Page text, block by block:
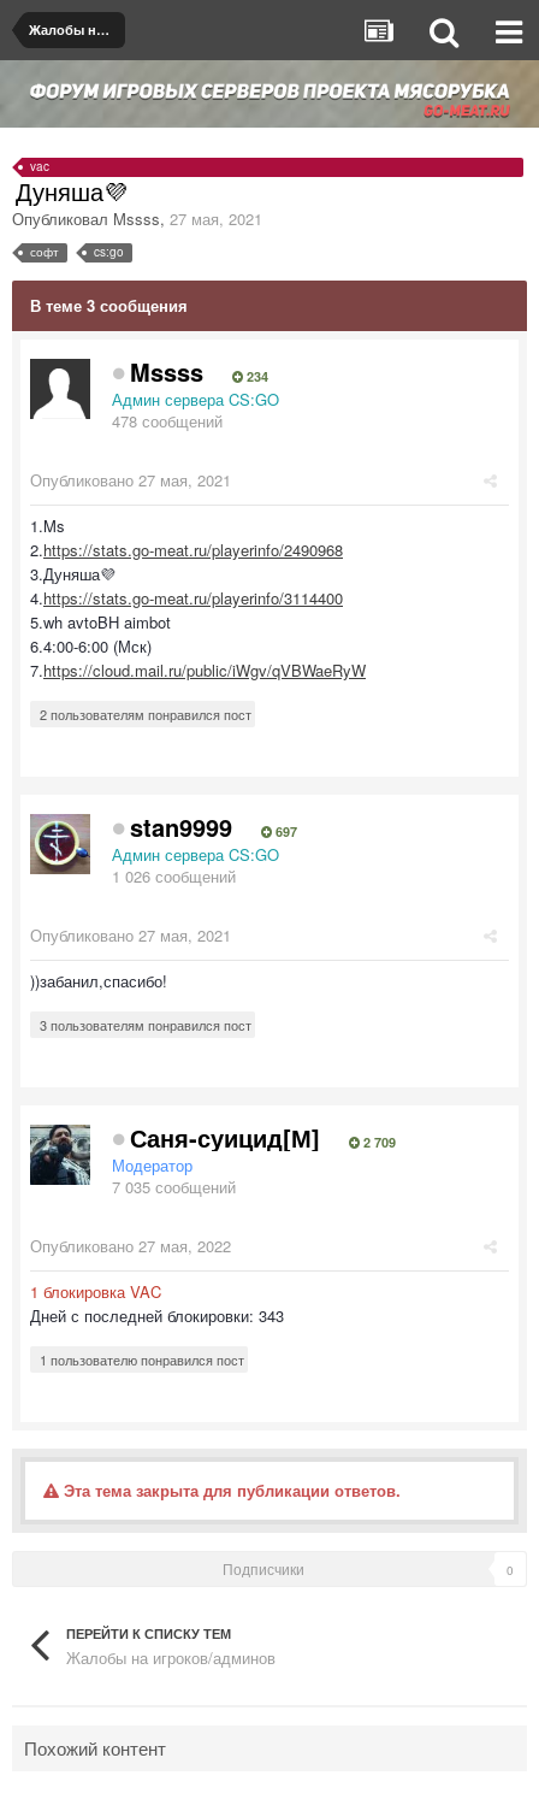
Жалобы на игроков/админов
vac
Дуняша💜
Опубликовал Mssss, 27 мая, 2021
софт cs:go
В теме 3 сообщения
Mssss 234
Админ сервера CS:GO
478 сообщений
Опубликовано 27 мая, 2021
1.Ms
2.https://stats.go-meat.ru/playerinfo/2490968
3.Дуняша💜
4.https://stats.go-meat.ru/playerinfo/3114400
5.wh avtoBH aimbot
6.4:00-6:00 (Мск)
7.https://cloud.mail.ru/public/iWgv/qVBWaeRyW
2 пользователям понравился пост
stan9999 697
Админ сервера CS:GO
1 026 сообщений
Опубликовано 27 мая, 2021
))забанил,спасибо!
3 пользователям понравился пост
Саня-суицид[М] 2 709
Модератор
7 035 сообщений
Опубликовано 27 мая, 2022
1 блокировка VAC
Дней с последней блокировки: 343
1 пользователю понравился пост
Эта тема закрыта для публикации ответов.
Подписчики 0
ПЕРЕЙТИ К СПИСКУ ТЕМ
Жалобы на игроков/админов
Похожий контент